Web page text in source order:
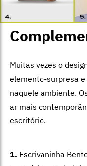
Muitas vezes o
elemento-surpresa
naquele ambiente.
ar mais
escritório.
1. Escrivaninha